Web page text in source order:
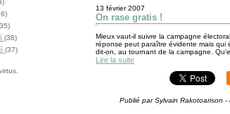
(38)
(37)
13 février 2007
On rase gratis !
Mieux vaut-il suivre la campagne
réponse peut paraître évidente mais qui
dit-on, au tournant de la campagne.
Lire la suite
Publié par Sylvain Rakotoarison -